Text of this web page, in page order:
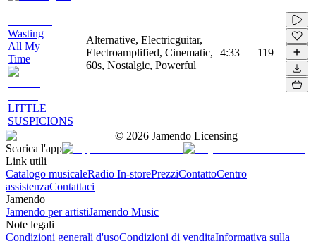
Wasting
All My
Time
LITTLE
SUSPICIONS
Alternative, Electricguitar,
Electroamplified, Cinematic,
60s, Nostalgic, Powerful
4:33 119
© 2026 Jamendo Licensing
Scarica l'app
Link utili
Catalogo musicaleRadio In-storePrezziContattoCentro
assistenzaContattaci
Jamendo
Jamendo per artistiJamendo Music
Note legali
Condizioni generali d'usoCondizioni di venditaInformativa sulla